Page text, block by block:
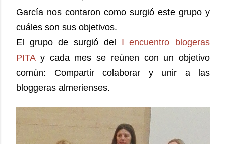
García nos contaron como surgió este grupo y
cuáles son sus objetivos.
El grupo de surgió del I encuentro blogeras
PITAy cada mes se reúnen con un objetivo
común: Compartir colaborar y unir a las
bloggeras almerienses.